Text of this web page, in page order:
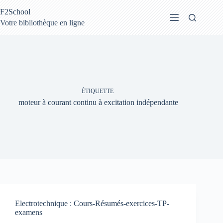
au
contenu
F2School
Votre bibliothèque en ligne
ÉTIQUETTE
moteur à courant continu à excitation indépendante
Electrotechnique : Cours-Résumés-exercices-TP-
examens